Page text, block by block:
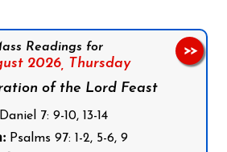
Readings for
2026, Thursday
of the Lord Feast
7: 9-10, 13-14
Psalms 97: 1-2, 5-6, 9
>>